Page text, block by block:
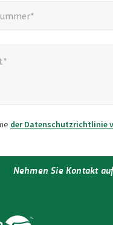
der Datenschutzrichtlinie
Nehmen Sie Kontakt